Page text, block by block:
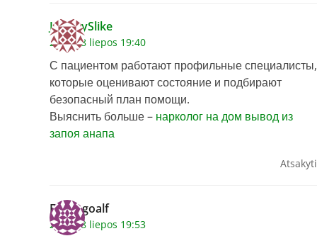
JohnnySlike
2026 28 liepos 19:40
С пациентом работают профильные специалисты,
которые оценивают состояние и подбирают
безопасный план помощи.
Выяснить больше – нарколог на дом вывод из
запоя анапа
Atsakyti
Edwingoalf
2026 28 liepos 19:53